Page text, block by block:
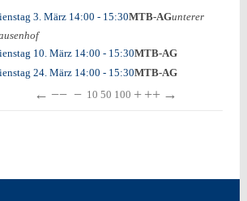
3. März14:00 - 15:30MTB-AGunterer
10. März14:00 - 15:30MTB-AG
24. März14:00 - 15:30MTB-AG
← −− − 10 50 100 + ++ →